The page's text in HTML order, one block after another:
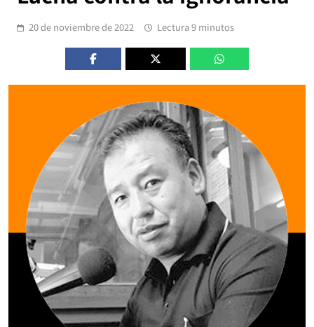
20 de noviembre de 2022 Lectura 9 minutos